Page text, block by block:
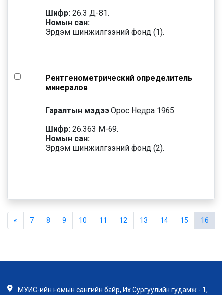
Шифр: 26.3 Д-81.
Номын сан:
Эрдэм шинжилгээний фонд (1).
Рентгенометрический определитель
минералов
Гаралтын мэдээ Орос Недра 1965
Шифр: 26.363 М-69.
Номын сан:
Эрдэм шинжилгээний фонд (2).
« 7 8 9 10 11 12 13 14 15 16
МУИС-ийн номын сангийн байр, Их Сургуулийн гудамж - 1,